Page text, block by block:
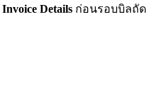
Invoice Details ก่อนรอบบิลถัด